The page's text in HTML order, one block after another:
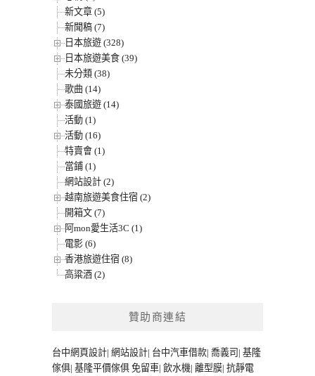
新文章 (5)
新聞稿 (7)
日本旅遊 (328)
日本旅遊美食 (39)
未分類 (38)
歌曲 (14)
泰國旅遊 (14)
活動 (1)
活動 (16)
特賣會 (1)
當鋪 (1)
網站設計 (2)
越南旅遊美食住宿 (2)
開箱文 (7)
阿mon愛生活3C (1)
電影 (6)
香港旅遊住宿 (8)
高粱酒 (2)
贊助商連結
台中網頁設計| 網站設計| 台中汽車借款| 喬義司 | 基隆
傢俱| 基隆平價傢俱 免留車| 飲水機| 離型膜| 抗靜電